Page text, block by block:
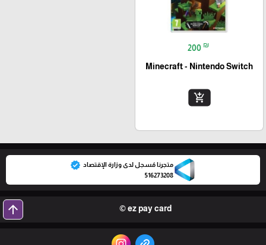
200 ₪
Minecraft - Nintendo Switch
add_shopping_cart
متجرنا مُسجل لدى وزارة الإقتصاد verified
516273208
ez pay card ©
arrow_upward